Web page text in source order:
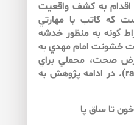
اقدام به كشف واقعيت
كه كاتب با مهارتي
گونه به منظور خدشه
خشونت امام مهدي به
صحت، محملي براي
پذيرش آن­ها وجود ندارد (rasad.tv). در ادامه پژوهش به